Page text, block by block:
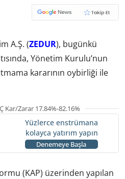
A.Ş. (ZEDUR), bugünkü
Yönetim Kurulu’nun
kararının oybirliği ile
Kar/Zarar 17.84%-82.16%
Yüzlerce enstrümana
kolayca yatırım yapın
Denemeye Başla
(KAP) üzerinden yapılan